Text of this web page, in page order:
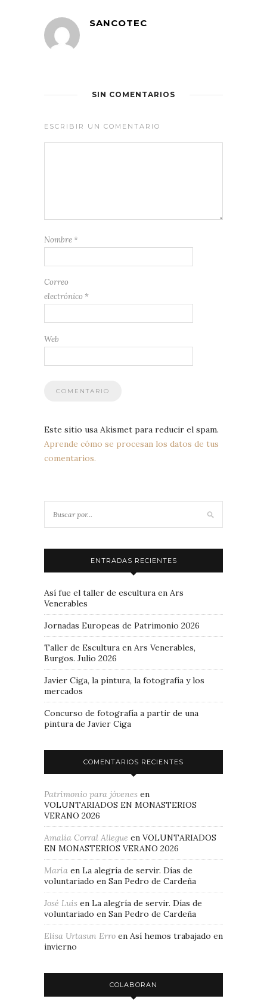
SANCOTEC
SIN COMENTARIOS
ESCRIBIR UN COMENTARIO
Nombre *
Correo
electrónico *
Web
Este sitio usa Akismet para reducir el spam.
Aprende cómo se procesan los datos de tus
comentarios.
ENTRADAS RECIENTES
Así fue el taller de escultura en Ars
Venerables
Jornadas Europeas de Patrimonio 2026
Taller de Escultura en Ars Venerables,
Burgos. Julio 2026
Javier Ciga, la pintura, la fotografía y los
mercados
Concurso de fotografía a partir de una
pintura de Javier Ciga
COMENTARIOS RECIENTES
Patrimonio para jóvenes en
VOLUNTARIADOS EN MONASTERIOS
VERANO 2026
Amalia Corral Allegue en VOLUNTARIADOS
EN MONASTERIOS VERANO 2026
Maria en La alegría de servir. Días de
voluntariado en San Pedro de Cardeña
José Luis en La alegría de servir. Días de
voluntariado en San Pedro de Cardeña
Elisa Urtasun Erro en Así hemos trabajado en
invierno
COLABORAN